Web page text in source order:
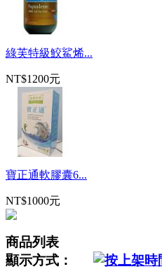
綠芙特級鮫鯊烯...
NT$1200元
寶正通軟膠囊6...
NT$1000元
商品列表
顯示方式：